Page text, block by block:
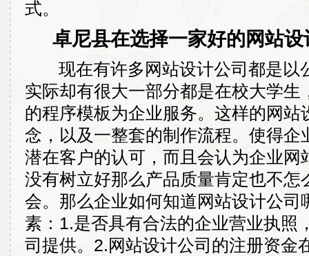
式。
卓尼县在选择一家好的网站设
现在有许多网站设计公司都是以
实际却有很大一部分都是在校大学
的程序模板为企业服务。这样的网
念，以及一整套的制作流程。使得企
潜在客户的认可，而且会认为企业网
没有树立好那么产品质量肯定也不怎
会。那么企业如何知道网站设计公司
素：1.是否具有合法的企业营业执照
司提供。2.网站设计公司的注册资金